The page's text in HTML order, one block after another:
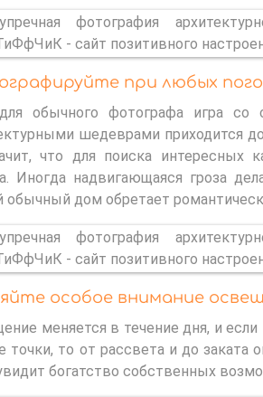
при любых
обычного фотографа игра
шедеврами приходится
что для поиска интересных
Иногда надвигающаяся гроза
дом обретает
особое внимание
меняется в течение дня, и
точки, то от рассвета и до заката
богатство собственных